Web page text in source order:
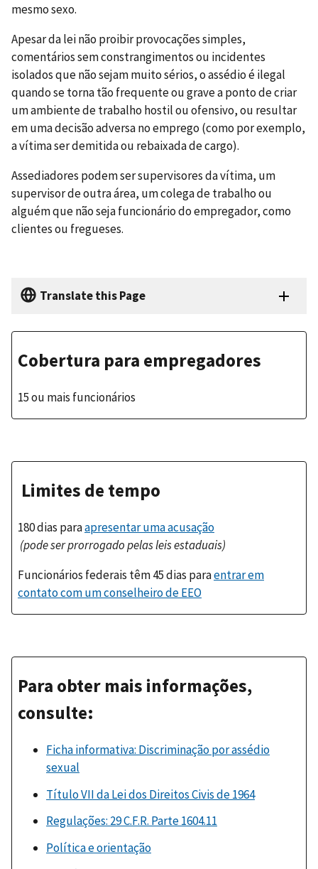
mesmo sexo.
Apesar da lei não proibir provocações simples,
comentários sem constrangimentos ou incidentes
isolados que não sejam muito sérios, o assédio é ilegal
quando se torna tão frequente ou grave a ponto de criar
um ambiente de trabalho hostil ou ofensivo, ou resultar
em uma decisão adversa no emprego (como por exemplo,
a vítima ser demitida ou rebaixada de cargo).
Assediadores podem ser supervisores da vítima, um
supervisor de outra área, um colega de trabalho ou
alguém que não seja funcionário do empregador, como
clientes ou fregueses.
Translate this Page
Cobertura para empregadores
15 ou mais funcionários
Limites de tempo
180 dias paraapresentar uma acusação
(pode ser prorrogado pelas leis estaduais)
Funcionários federais têm 45 dias paraentrar em
contato com um conselheiro de EEO
Para obter mais informações,
consulte:
Ficha informativa: Discriminação por assédio
sexual
Título VII da Lei dos Direitos Civis de 1964
Regulações: 29 C.F.R. Parte 1604.11
Política e orientação